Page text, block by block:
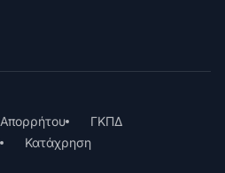
Απορρήτου
ΓΚΠΔ
Κατάχρηση